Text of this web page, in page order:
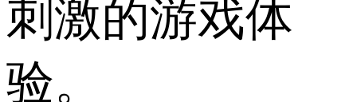
刺激的游戏体
验。